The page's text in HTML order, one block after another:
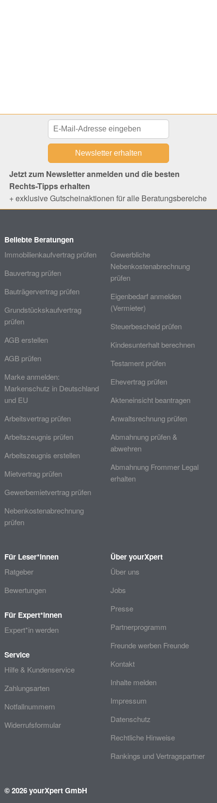
Jetzt zum Newsletter anmelden und die besten
Rechts-Tipps erhalten
+ exklusive Gutscheinaktionen für alle Beratungsbereiche
Beliebte Beratungen
Immobilienkaufvertrag prüfen
Bauvertrag prüfen
Bauträgervertrag prüfen
Grundstückskaufvertrag
prüfen
AGB erstellen
AGB prüfen
Marke anmelden:
Markenschutz in Deutschland
und EU
Arbeitsvertrag prüfen
Arbeitszeugnis prüfen
Arbeitszeugnis erstellen
Mietvertrag prüfen
Gewerbemietvertrag prüfen
Nebenkostenabrechnung
prüfen
Gewerbliche
Nebenkostenabrechnung
prüfen
Eigenbedarf anmelden
(Vermieter)
Steuerbescheid prüfen
Kindesunterhalt berechnen
Testament prüfen
Ehevertrag prüfen
Akteneinsicht beantragen
Anwaltsrechnung prüfen
Abmahnung prüfen &
abwehren
Abmahnung Frommer Legal
erhalten
Für Leser*innen
Ratgeber
Bewertungen
Für Expert*innen
Expert*in werden
Service
Hilfe & Kundenservice
Zahlungsarten
Notfallnummern
Widerrufsformular
Über yourXpert
Über uns
Jobs
Presse
Partnerprogramm
Freunde werben Freunde
Kontakt
Inhalte melden
Impressum
Datenschutz
Rechtliche Hinweise
Rankings und Vertragspartner
© 2026 yourXpert GmbH